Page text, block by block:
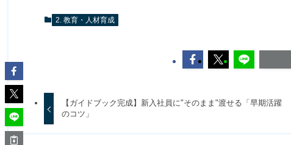
2. 教育・人材育成
【ガイドブック完成】新入社員に"そのまま"渡せる「早期活躍
のコツ」